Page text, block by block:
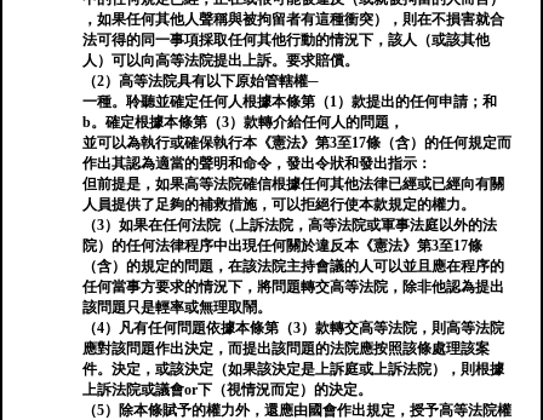
，如果任何其他人聲稱與被拘留者有這種衝突），則在不損害就合
法可得的同一事項採取任何其他行動的情況下，該人（或該其他
人）可以向高等法院提出上訴。要求賠償。
（2）高等法院具有以下原始管轄權─
一種。聆聽並確定任何人根據本條第（1）款提出的任何申請；和
b。確定根據本條第（3）款轉介給任何人的問題，
並可以為執行或確保執行本《憲法》第3至17條（含）的任何規定而
作出其認為適當的聲明和命令，發出令狀和發出指示：
但前提是，如果高等法院確信根據任何其他法律已經或已經向有關
人員提供了足夠的補救措施，可以拒絕行使本款規定的權力。
（3）如果在任何法院（上訴法院，高等法院或軍事法庭以外的法
院）的任何法律程序中出現任何關於違反本《憲法》第3至17條
（含）的規定的問題，在該法院主持會議的人可以並且應在程序的
任何當事方要求的情況下，將問題轉交高等法院，除非他認為提出
該問題只是輕率或無理取鬧。
（4）凡有任何問題依據本條第（3）款轉交高等法院，則高等法院
應對該問題作出決定，而提出該問題的法院應按照該條處理該案
件。決定，或該決定（如果該決定是上訴庭或上訴法院），則根據
上訴法院或議會or下（視情況而定）的決定。
（5）除本條賦予的權力外，還應由國會作出規定，授予高等法院權